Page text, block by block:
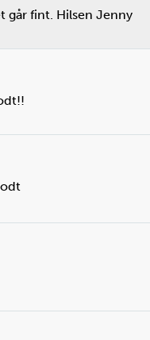
går fint. Hilsen Jenny